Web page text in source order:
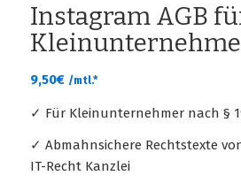
Instagram AGB
9,50€ /mtl.*
✓ Für Kleinunternehmer nach §
✓ Abmahnsichere Rechtstexte
IT-Recht Kanzlei